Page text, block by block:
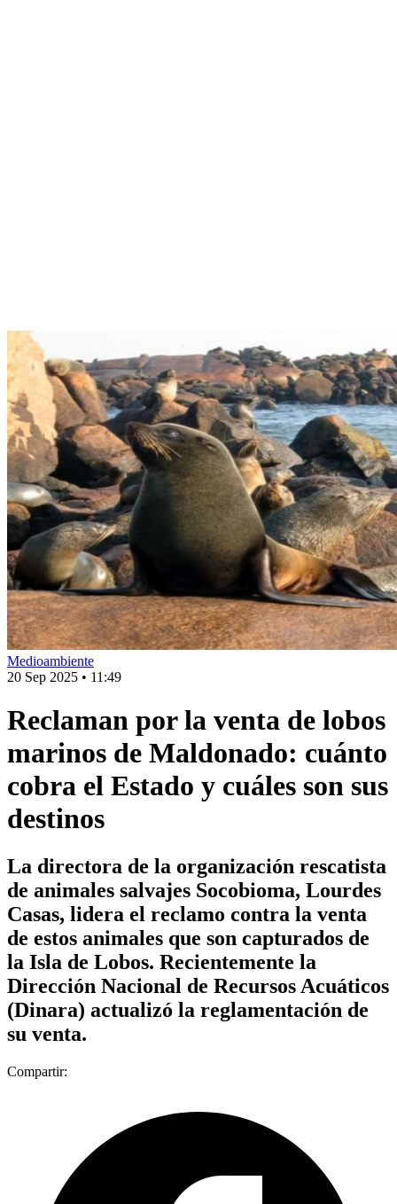
Medioambiente
20 Sep 2025 • 11:49
Reclaman por la venta de lobos
marinos de Maldonado: cuánto
cobra el Estado y cuáles son sus
destinos
La directora de la organización rescatista
de animales salvajes Socobioma, Lourdes
Casas, lidera el reclamo contra la venta
de estos animales que son capturados de
la Isla de Lobos. Recientemente la
Dirección Nacional de Recursos Acuáticos
(Dinara) actualizó la reglamentación de
su venta.
Compartir: